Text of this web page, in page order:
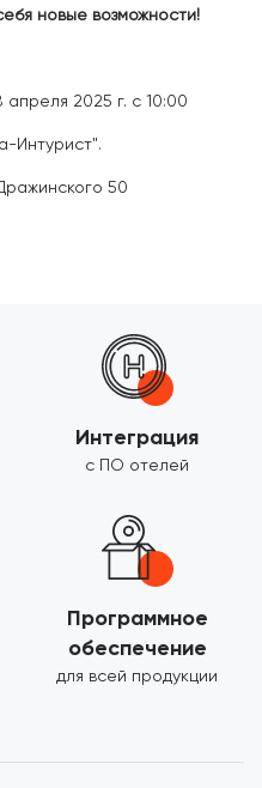
новые возможности!
апреля 2025 г. c 10:00
Интурист".
50
Интеграция
с ПО отелей
Программное
обеспечение
для всей продукции